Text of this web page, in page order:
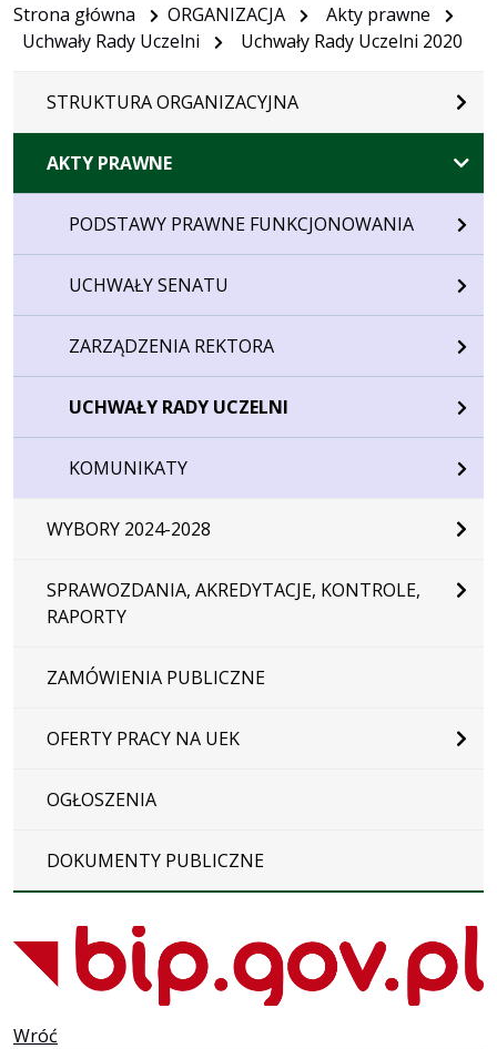
Strona główna ORGANIZACJA
Akty prawne
Uchwały Rady Uczelni
Uchwały Rady Uczelni 2020
STRUKTURA ORGANIZACYJNA
AKTY PRAWNE
PODSTAWY PRAWNE FUNKCJONOWANIA
UCHWAŁY SENATU
ZARZĄDZENIA REKTORA
UCHWAŁY RADY UCZELNI
KOMUNIKATY
WYBORY 2024-2028
SPRAWOZDANIA, AKREDYTACJE, KONTROLE,
RAPORTY
ZAMÓWIENIA PUBLICZNE
OFERTY PRACY NA UEK
OGŁOSZENIA
DOKUMENTY PUBLICZNE
Wróć